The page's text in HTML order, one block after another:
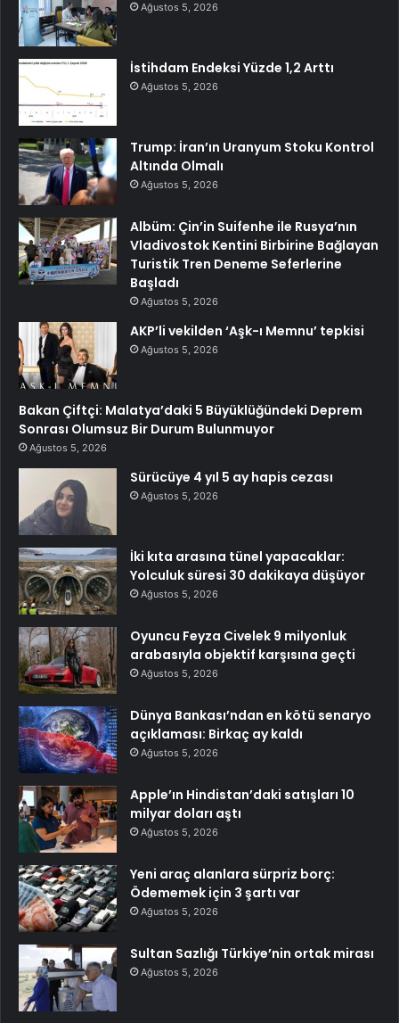
Ağustos 5, 2026
İstihdam Endeksi Yüzde 1,2 Arttı
Ağustos 5, 2026
Trump: İran’ın Uranyum Stoku Kontrol
Altında Olmalı
Ağustos 5, 2026
Albüm: Çin’in Suifenhe ile Rusya’nın
Vladivostok Kentini Birbirine Bağlayan
Turistik Tren Deneme Seferlerine
Başladı
Ağustos 5, 2026
AKP’li vekilden ‘Aşk-ı Memnu’ tepkisi
Ağustos 5, 2026
Bakan Çiftçi: Malatya’daki 5 Büyüklüğündeki Deprem
Sonrası Olumsuz Bir Durum Bulunmuyor
Ağustos 5, 2026
Sürücüye 4 yıl 5 ay hapis cezası
Ağustos 5, 2026
İki kıta arasına tünel yapacaklar:
Yolculuk süresi 30 dakikaya düşüyor
Ağustos 5, 2026
Oyuncu Feyza Civelek 9 milyonluk
arabasıyla objektif karşısına geçti
Ağustos 5, 2026
Dünya Bankası’ndan en kötü senaryo
açıklaması: Birkaç ay kaldı
Ağustos 5, 2026
Apple’ın Hindistan’daki satışları 10
milyar doları aştı
Ağustos 5, 2026
Yeni araç alanlara sürpriz borç:
Ödememek için 3 şartı var
Ağustos 5, 2026
Sultan Sazlığı Türkiye’nin ortak mirası
Ağustos 5, 2026